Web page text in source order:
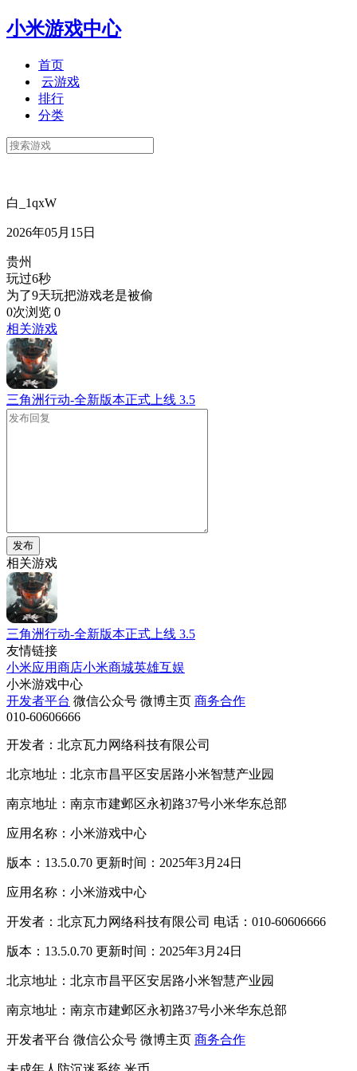
小米游戏中心
首页
云游戏
排行
分类
白_1qxW
2026年05月15日
贵州
玩过6秒
为了9天玩把游戏老是被偷
0次浏览 0
相关游戏
三角洲行动-全新版本正式上线 3.5
发布
相关游戏
三角洲行动-全新版本正式上线 3.5
友情链接
小米应用商店小米商城英雄互娱
小米游戏中心
开发者平台 微信公众号 微博主页 商务合作
010-60606666
开发者：北京瓦力网络科技有限公司
北京地址：北京市昌平区安居路小米智慧产业园
南京地址：南京市建邺区永初路37号小米华东总部
应用名称：小米游戏中心
版本：13.5.0.70 更新时间：2025年3月24日
应用名称：小米游戏中心
开发者：北京瓦力网络科技有限公司 电话：010-60606666
版本：13.5.0.70 更新时间：2025年3月24日
北京地址：北京市昌平区安居路小米智慧产业园
南京地址：南京市建邺区永初路37号小米华东总部
开发者平台 微信公众号 微博主页 商务合作